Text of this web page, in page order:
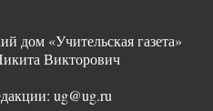
дом «Учительская газета»
Викторович
ug@ug.ru